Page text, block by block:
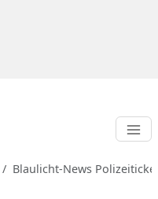
Blaulicht-News